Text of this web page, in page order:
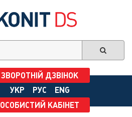
ЗВОРОТНІЙ ДЗВІНОК
УКР
РУС
ENG
ОСОБИСТИЙ КАБІНЕТ